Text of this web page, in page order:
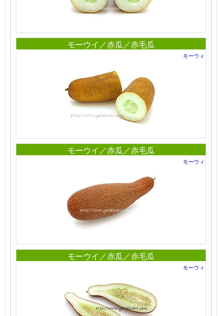
モーウイ／赤瓜／赤毛瓜
モーウィ
モーウイ／赤瓜／赤毛瓜
モーウィ
モーウイ／赤瓜／赤毛瓜
モーウィ